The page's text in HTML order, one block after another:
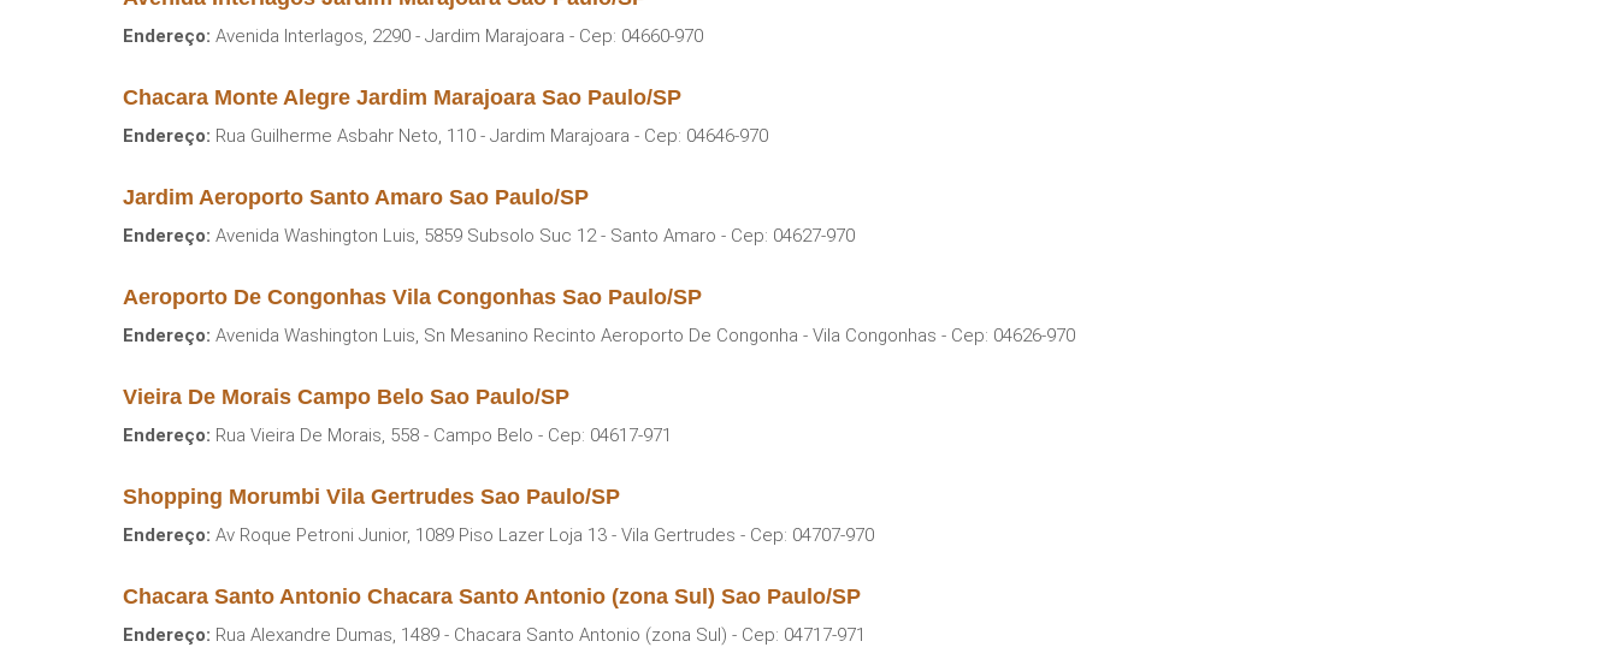
Endereço: Avenida Interlagos, 2290 - Jardim Marajoara - Cep: 04660-970
Chacara Monte Alegre Jardim Marajoara Sao Paulo/SP
Endereço: Rua Guilherme Asbahr Neto, 110 - Jardim Marajoara - Cep: 04646-970
Jardim Aeroporto Santo Amaro Sao Paulo/SP
Endereço: Avenida Washington Luis, 5859 Subsolo Suc 12 - Santo Amaro - Cep: 04627-970
Aeroporto De Congonhas Vila Congonhas Sao Paulo/SP
Endereço: Avenida Washington Luis, Sn Mesanino Recinto Aeroporto De Congonha - Vila Congonhas - Cep: 04626-970
Vieira De Morais Campo Belo Sao Paulo/SP
Endereço: Rua Vieira De Morais, 558 - Campo Belo - Cep: 04617-971
Shopping Morumbi Vila Gertrudes Sao Paulo/SP
Endereço: Av Roque Petroni Junior, 1089 Piso Lazer Loja 13 - Vila Gertrudes - Cep: 04707-970
Chacara Santo Antonio Chacara Santo Antonio (zona Sul) Sao Paulo/SP
Endereço: Rua Alexandre Dumas, 1489 - Chacara Santo Antonio (zona Sul) - Cep: 04717-971